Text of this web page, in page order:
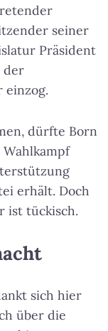
seiner
Präsident
der
einzog.
dürfte Born
erhält. Doch
ist tückisch.
sich hier
über die